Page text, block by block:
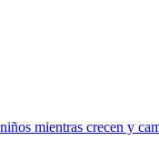
mientras crecen y